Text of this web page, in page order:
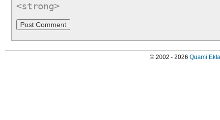
<strong>
© 2002 - 2026 Quami